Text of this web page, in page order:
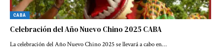
CABA
Celebración del Año Nuevo Chino 2025 CABA
La celebración del Año Nuevo Chino 2025 se llevará a cabo en…